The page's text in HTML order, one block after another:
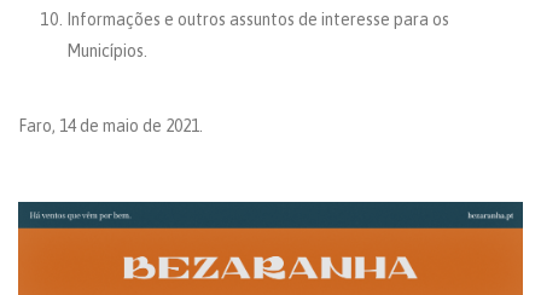
Informações e outros assuntos de interesse para os
Municípios.
Faro, 14 de maio de 2021.